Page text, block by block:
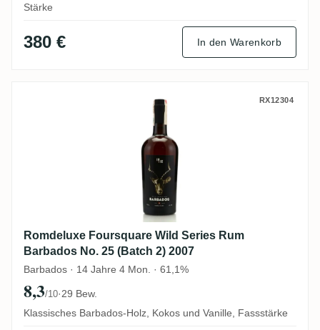
Stärke
380 € In den Warenkorb
Romdeluxe Foursquare Wild Series Rum
RX12304
Romdeluxe Foursquare Wild Series Rum
Barbados No. 25 (Batch 2) 2007
Barbados · 14 Jahre 4 Mon. · 61,1%
8,3/10·29 Bew.
Klassisches Barbados-Holz, Kokos und Vanille, Fassstärke